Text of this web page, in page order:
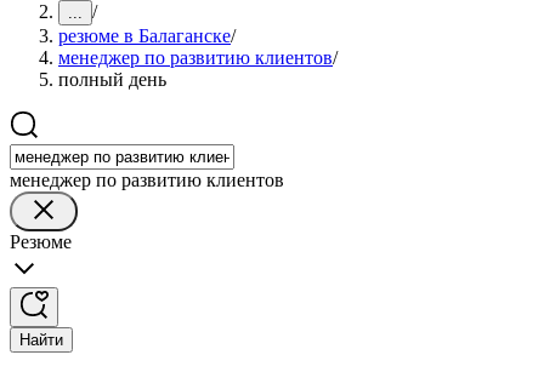
... /
резюме в Балаганске/
менеджер по развитию клиентов/
полный день
менеджер по развитию клиентов
Резюме
Найти